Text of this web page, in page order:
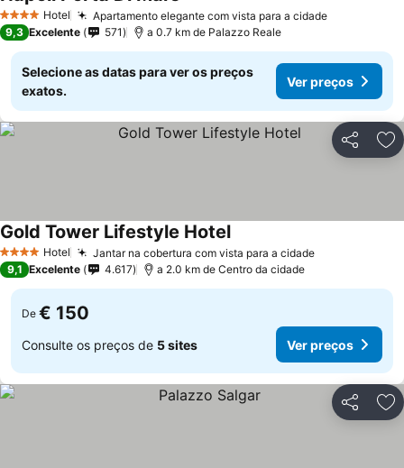
4 EstrelasHotel Apartamento elegante com vista para a cidadeVer preços
9,3 Excelente 571 a 0.7 km de Palazzo Reale
Selecione as datas para ver os preços
exatos.
Ver preços
Partilhar
4 EstrelasHotel Jantar na cobertura com vista para a cidadeVer preços
Gold Tower Lifestyle HotelVer preços
9,1 Excelente 4.617 a 2.0 km de Centro da cidade
De € 150
Consulte os preços de 5 sites Ver preços
Partilhar